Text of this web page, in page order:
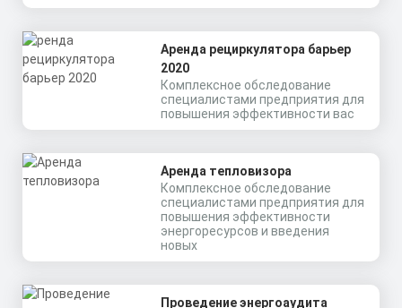
Аренда рециркулятора барьер
2020
Комплексное обследование
специалистами предприятия для
повышения эффективности вас
Аренда тепловизора
Комплексное обследование
специалистами предприятия для
повышения эффективности
энергоресурсов и введения
новых
Проведение энергоаудита